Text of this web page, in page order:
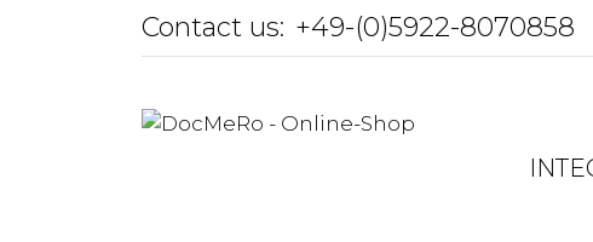
Contact us: +49-(0)5922-8070858